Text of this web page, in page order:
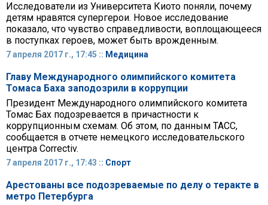
Исследователи из Университета Киото поняли, почему
детям нравятся супергерои. Новое исследование
показало, что чувство справедливости, воплощающееся
в поступках героев, может быть врожденным.
7 апреля 2017 г., 17:45 :: Медицина
Главу Международного олимпийского комитета
Томаса Баха заподозрили в коррупции
Президент Международного олимпийского комитета
Томас Бах подозревается в причастности к
коррупционным схемам. Об этом, по данным ТАСС,
сообщается в отчете немецкого исследовательского
центра Correctiv.
7 апреля 2017 г., 17:43 :: Спорт
Арестованы все подозреваемые по делу о теракте в
метро Петербурга